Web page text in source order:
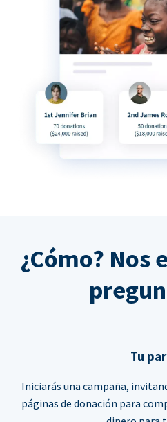
¿Cómo? Nos
Tu
Iniciarás una campaña,
páginas de donación para